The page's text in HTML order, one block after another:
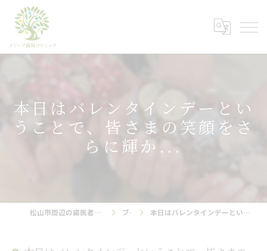
本日はバレンタインデーとい
うことで、皆さまの笑顔をさ
らに輝か...
松山市周辺の歯医者ならオリーブ歯科クリニック ブログ 本日はバレンタインデーということで、皆さまの笑顔をさらに輝か...